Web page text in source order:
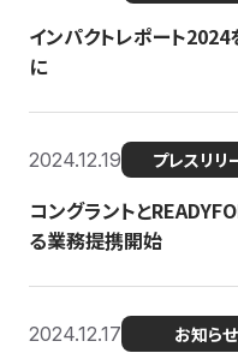
インパクトレポート
に
2024.12.19 プレスリリ
コングラントと
る業務提携開始
2024.12.17 お知らせ